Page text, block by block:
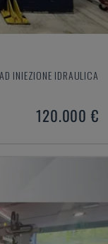
INIEZIONE IDRAULICA
120.000 €